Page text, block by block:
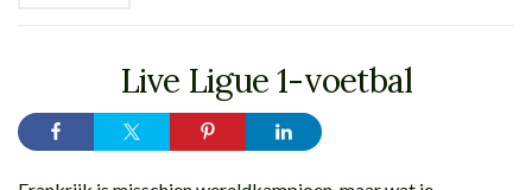
Live Ligue 1-voetbal